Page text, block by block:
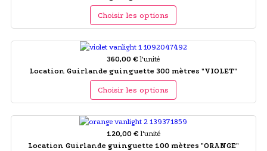
Choisir les options
360,00 € l'unité
Location Guirlande guinguette 300 mètres "VIOLET"
Choisir les options
120,00 € l'unité
Location Guirlande guinguette 100 mètres "ORANGE"